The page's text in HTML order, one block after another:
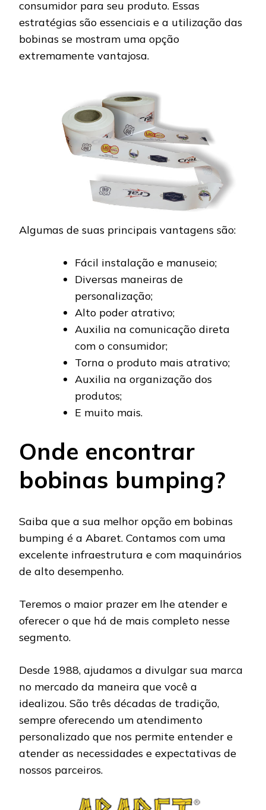
consumidor para seu produto. Essas
estratégias são essenciais e a utilização das
bobinas se mostram uma opção
extremamente vantajosa.
Algumas de suas principais vantagens são:
Fácil instalação e manuseio;
Diversas maneiras de
personalização;
Alto poder atrativo;
Auxilia na comunicação direta
com o consumidor;
Torna o produto mais atrativo;
Auxilia na organização dos
produtos;
E muito mais.
Onde encontrar
bobinas bumping?
Saiba que a sua melhor opção em bobinas
bumping é a Abaret. Contamos com uma
excelente infraestrutura e com maquinários
de alto desempenho.
Teremos o maior prazer em lhe atender e
oferecer o que há de mais completo nesse
segmento.
Desde 1988, ajudamos a divulgar sua marca
no mercado da maneira que você a
idealizou. São três décadas de tradição,
sempre oferecendo um atendimento
personalizado que nos permite entender e
atender as necessidades e expectativas de
nossos parceiros.